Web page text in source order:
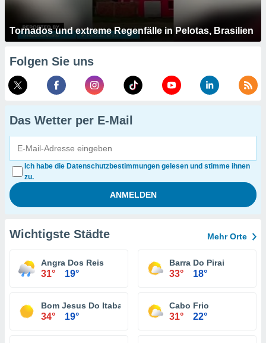
Tornados und extreme Regenfälle in Pelotas, Brasilien
Folgen Sie uns
Das Wetter per E-Mail
Ich habe die Datenschutzbestimmungen gelesen und stimme ihnen
zu.
Wichtigste Städte Mehr Orte
Angra Dos Reis
31° 19°
Barra Do Pirai
33° 18°
Bom Jesus Do Itabapoana
34° 19°
Cabo Frio
31° 22°